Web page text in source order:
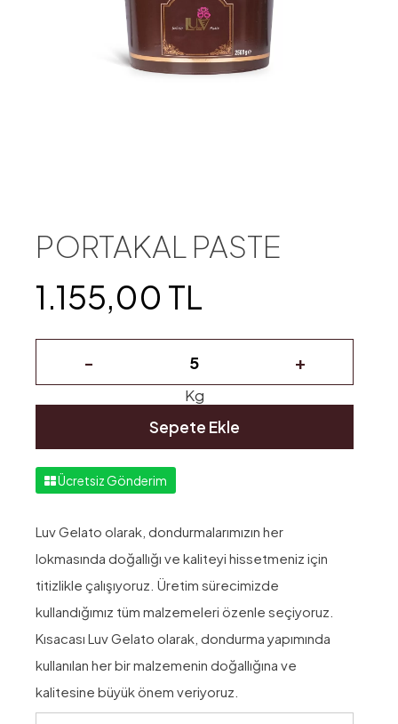
PORTAKAL PASTE
1.155,00 TL
- +
Kg
Sepete Ekle
Ücretsiz Gönderim
Luv Gelato olarak, dondurmalarımızın her
lokmasında doğallığı ve kaliteyi hissetmeniz için
titizlikle çalışıyoruz. Üretim sürecimizde
kullandığımız tüm malzemeleri özenle seçiyoruz.
Kısacası Luv Gelato olarak, dondurma yapımında
kullanılan her bir malzemenin doğallığına ve
kalitesine büyük önem veriyoruz.